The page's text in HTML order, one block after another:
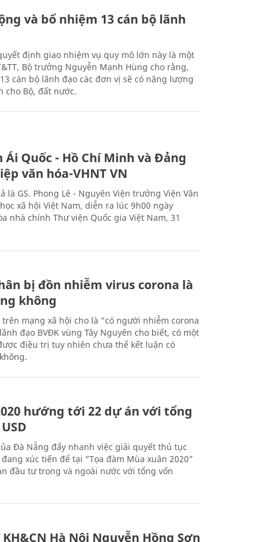
và bổ nhiệm 13 cán bộ lãnh
định giao nhiệm vụ quy mô lớn này là một
Bộ trưởng Nguyễn Mạnh Hùng cho rằng,
cán bộ lãnh đạo các đơn vị sẽ có năng lượng
cho Bộ, đất nước.
Ái Quốc - Hồ Chí Minh và Đảng
văn hóa-VHNT VN
là GS. Phong Lê - Nguyên Viện trưởng Viện Văn
xã hội Việt Nam, diễn ra lúc 9h00 ngày
nhà chính Thư viện Quốc gia Việt Nam, 31
bị đồn nhiễm virus corona là
không
mạng xã hội cho là "có người nhiễm corona
đạo BVĐK vùng Tây Nguyên cho biết, có một
điều trị tuy nhiên chưa thể kết luận có
hướng tới 22 dự án với tổng
Đà Nẵng đẩy nhanh việc giải quyết thủ tục
xúc tiến để tại “Tọa đàm Mùa xuân 2020”
đầu tư trong và ngoài nước với tổng vốn
Hà Nội Nguyễn Hồng Sơn